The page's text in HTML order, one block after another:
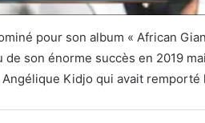
pour son album « African
son énorme succès en 2019
Kidjo qui avait remporté